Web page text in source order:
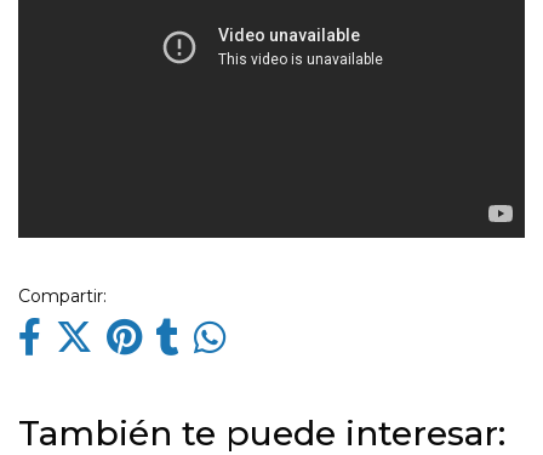
Compartir:
También te puede interesar: